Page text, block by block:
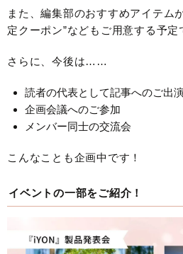
また、編集部のおすすめアイテム
定クーポン”などもご用意する予定
さらに、今後は……
読者の代表として記事へのご出
企画会議へのご参加
メンバー同士の交流会
こんなことも企画中です！
イベントの一部をご紹介！